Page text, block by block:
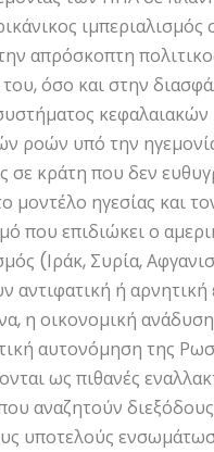
ιμπεριαλισμός
απρόσκοπτη
όσο και στην
κεφαλαιακών
ροών υπό την
σε κράτη που δεν
μοντέλο ηγεσίας και
που επιδιώκει ο
(Ιράκ, Συρία,
αντιφατική ή αρνητική
η οικονομική ανάδυση
αυτονόμηση της
ως πιθανές
αναζητούν
υποτελούς